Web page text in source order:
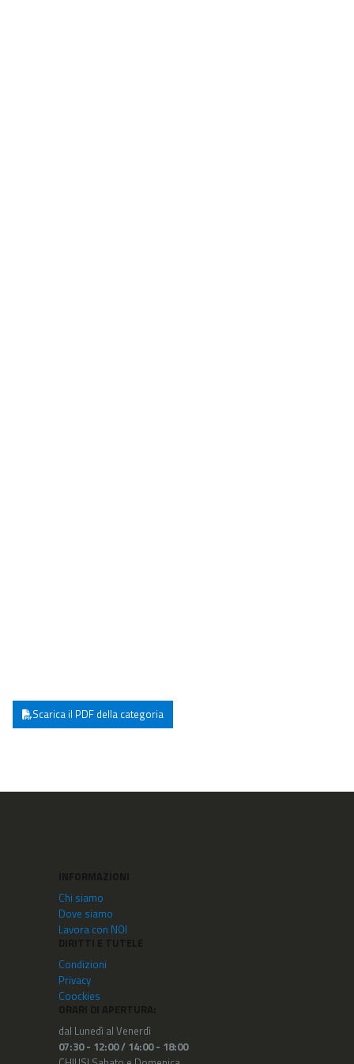
Scarica il PDF della categoria
Chi siamo
Dove siamo
Lavora con NOI
Condizioni
Privacy
Coockies
dal Lunedì al Venerdì
07:30 - 12:00 / 14:00 - 18:00